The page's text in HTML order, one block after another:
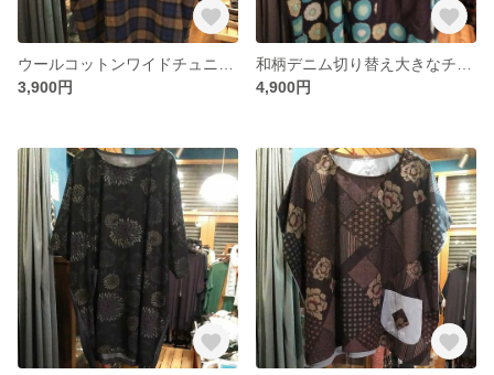
3,900円
4,900円